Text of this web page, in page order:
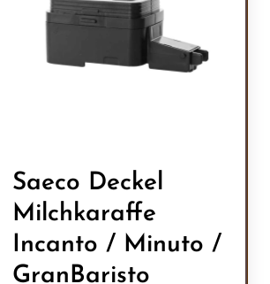
Saeco Deckel
Milchkaraffe
Incanto / Minuto /
GranBaristo